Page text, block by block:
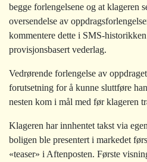
begge forlengelsene og at klageren
oversendelse av
kommentere dette i SMS-
provisjonsbasert vederlag.
Vedrørende forlengelse av
forutsetning for å kunne sluttføre
nesten kom i mål med før klageren
Klageren har innhentet takst via
boligen ble presentert i markedet
«teaser» i Aftenposten. Første